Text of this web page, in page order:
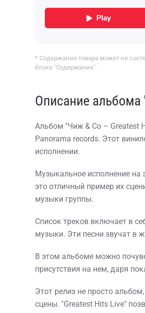
* Содержание товара может не
блоке "Содержание".
Описание
Альбом "Чиж & Co – Greatest
Panorama records. Этот
исполнении.
Музыкальное исполнение на
это отличный пример их
музыки группы.
Список треков включает в
музыки. Эти песни звучат в
В этом альбоме можно
присутствия на нем, даря
Этот релиз не просто
сцены. "Greatest Hits Live"